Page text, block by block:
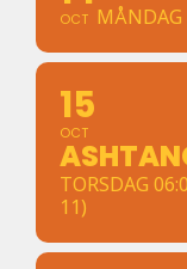
OCT MÅNDAG
15
OCT
TORSDAG
11)